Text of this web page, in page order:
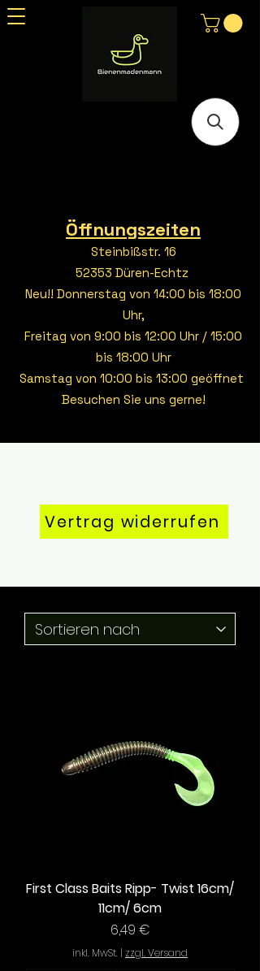
Öffnungszeiten
Steinbißstr. 16
52353 Düren-Echtz
Neu!! Donnerstag von 14:00 bis 18:00
Uhr,
Freitag von 9:00 bis 12:00 Uhr / 15:00
bis 18:00 Uhr
Samstag von 10:00 bis 13:00 geöffnet
Besuchen Sie uns gerne!
Vertrag widerrufen
First Class Baits Ripp- Twist 16cm/
11cm/ 6cm
Preis
6,49 €
inkl. MwSt. | zzgl. Versand